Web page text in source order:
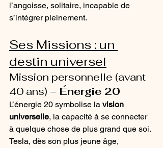
l’angoisse, solitaire, incapable de
s’intégrer pleinement.
Ses Missions : un
destin universel
Mission personnelle (avant
40 ans) – Énergie 20
L’énergie 20 symbolise la vision
universelle, la capacité à se connecter
à quelque chose de plus grand que soi.
Tesla, dès son plus jeune âge,